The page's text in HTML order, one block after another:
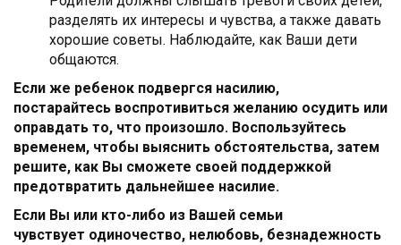
разделять их интересы и чувства, а также давать
хорошие советы. Наблюдайте, как Ваши дети
общаются.
Если же ребенок подвергся насилию,
постарайтесь воспротивиться желанию осудить или
оправдать то, что произошло. Воспользуйтесь
временем, чтобы выяснить обстоятельства, затем
решите, как Вы сможете своей поддержкой
предотвратить дальнейшее насилие.
Если Вы или кто-либо из Вашей семьи
чувствует одиночество, нелюбовь, безнадежность